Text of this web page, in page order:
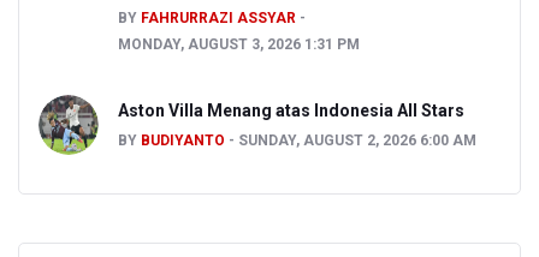
BY FAHRURRAZI ASSYAR
MONDAY, AUGUST 3, 2026 1:31 PM
Aston Villa Menang atas Indonesia All Stars
BY BUDIYANTO SUNDAY, AUGUST 2, 2026 6:00 AM